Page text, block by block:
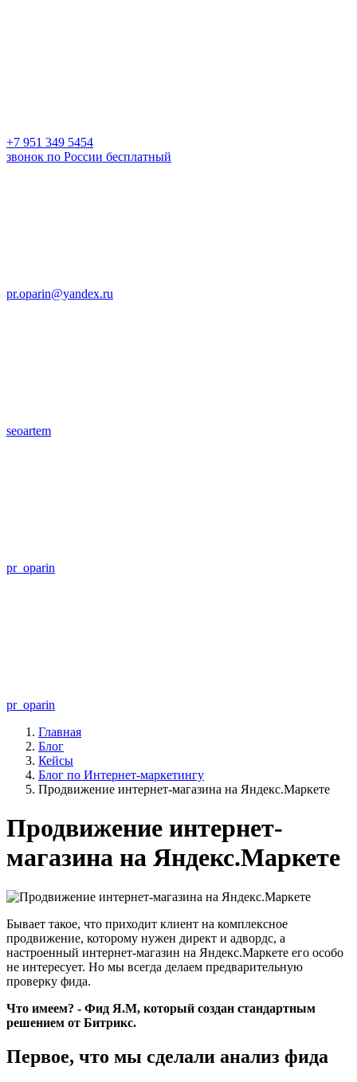
+7 951 349 5454
звонок по России бесплатный
pr.oparin@yandex.ru
seoartem
pr_oparin
pr_oparin
Главная
Блог
Кейсы
Блог по Интернет-маркетингу
Продвижение интернет-магазина на Яндекс.Маркете
Продвижение интернет-
магазина на Яндекс.Маркете
Бывает такое, что приходит клиент на комплексное
продвижение, которому нужен директ и адвордс, а
настроенный интернет-магазин на Яндекс.Маркете его особо
не интересует. Но мы всегда делаем предварительную
проверку фида.
Что имеем? - Фид Я.М, который создан стандартным
решением от Битрикс.
Первое, что мы сделали анализ фида